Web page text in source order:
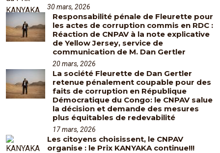
30 mars, 2026
Responsabilité pénale de Fleurette pour
les actes de corruption commis en RDC :
Réaction de CNPAV à la note explicative
de Yellow Jersey, service de
communication de M. Dan Gertler
20 mars, 2026
La société Fleurette de Dan Gertler
retenue pénalement coupable pour des
faits de corruption en République
Démocratique du Congo: le CNPAV salue
la décision et demande des mesures
plus équitables de redevabilité
17 mars, 2026
Les citoyens choisissent, le CNPAV
organise : le Prix KANYAKA continue!!!